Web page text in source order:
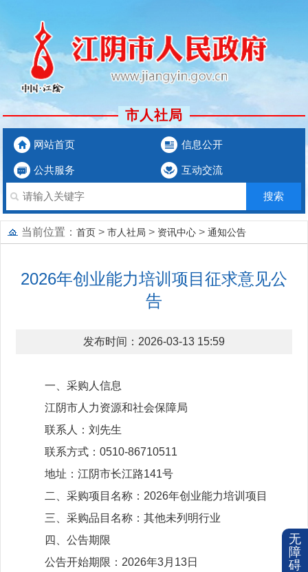
市人社局
网站首页 信息公开
公共服务 互动交流
当前位置： 首页 > 市人社局 > 资讯中心 > 通知公告
2026年创业能力培训项目征求意见公
告
发布时间：2026-03-13 15:59
一、采购人信息
江阴市人力资源和社会保障局
联系人：刘先生
联系方式：0510-86710511
地址：江阴市长江路141号
二、采购项目名称：2026年创业能力培训项目
三、采购品目名称：其他未列明行业
四、公告期限
公告开始期限：2026年3月13日
无
障
碍